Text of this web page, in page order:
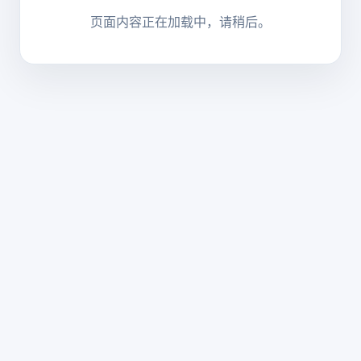
页面内容正在加载中，请稍后。